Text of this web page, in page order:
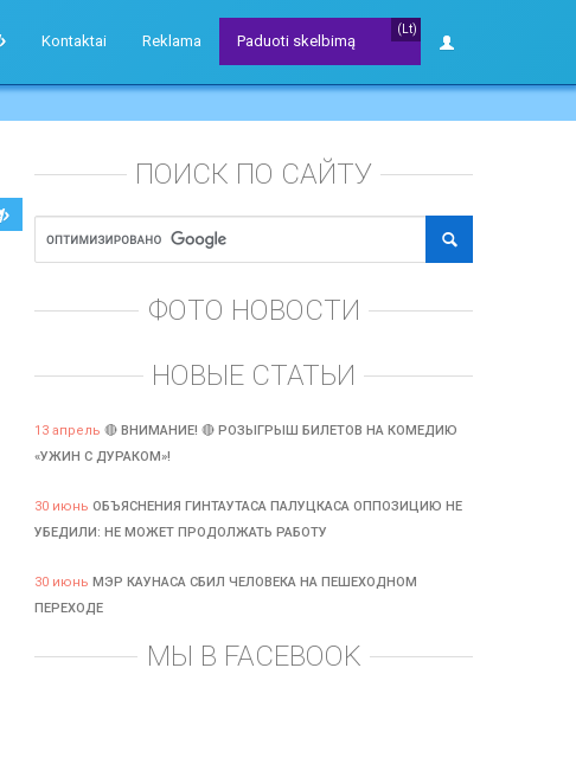
Kontaktai Reklama
(Lt)
Paduoti skelbimą
ПОИСК ПО САЙТУ
ФОТО НОВОСТИ
НОВЫЕ СТАТЬИ
13 апрель 🔴 ВНИМАНИЕ! 🔴 РОЗЫГРЫШ БИЛЕТОВ НА КОМЕДИЮ
«УЖИН С ДУРАКОМ»!
30 июнь ОБЪЯСНЕНИЯ ГИНТАУТАСА ПАЛУЦКАСА ОППОЗИЦИЮ НЕ
УБЕДИЛИ: НЕ МОЖЕТ ПРОДОЛЖАТЬ РАБОТУ
30 июнь МЭР КАУНАСА СБИЛ ЧЕЛОВЕКА НА ПЕШЕХОДНОМ
ПЕРЕХОДЕ
МЫ В FACEBOOK